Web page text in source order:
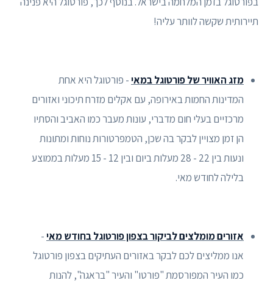
תיירותית שקשה לוותר עליה!
מזג האוויר של פורטוגל במאי- פורטוגל היא אחת
המדינות החמות באירופה, עם אקלים מזרח תיכוני ואזורים
מרכזיים בעלי חום מדברי, עונות מעבר כמו האביב והסתיו
הן זמן מצויין לבקר בה שכן, הטמפרטורות נוחות ומתונות
ונעות בין 22 - 28 מעלות ביום ובין 12 - 15 מעלות בממוצע
בלילה לחודש מאי.
אזורים מומלצים לביקור בצפון פורטוגל בחודש מאי-
אנו ממליצים לכם לבקר באזורים העתיקים בצפון פורטוגל
כמו העיר המפורסמת "פורטו" והעיר "בראגה", להנות